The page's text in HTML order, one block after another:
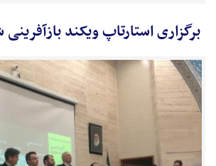
برگزاری استارتاپ ویکند